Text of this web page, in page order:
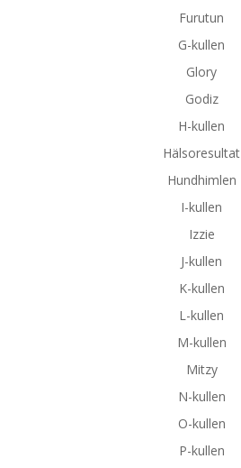
Furutun
G-kullen
Glory
Godiz
H-kullen
Hälsoresultat
Hundhimlen
I-kullen
Izzie
J-kullen
K-kullen
L-kullen
M-kullen
Mitzy
N-kullen
O-kullen
P-kullen